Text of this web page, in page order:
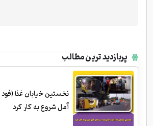
پربازدید ترین مطالب
نخستین خیابان غذا
آمل شروع به کار کرد